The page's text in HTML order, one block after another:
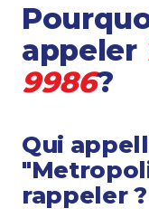
appeler
9986?
Qui
rappeler ?